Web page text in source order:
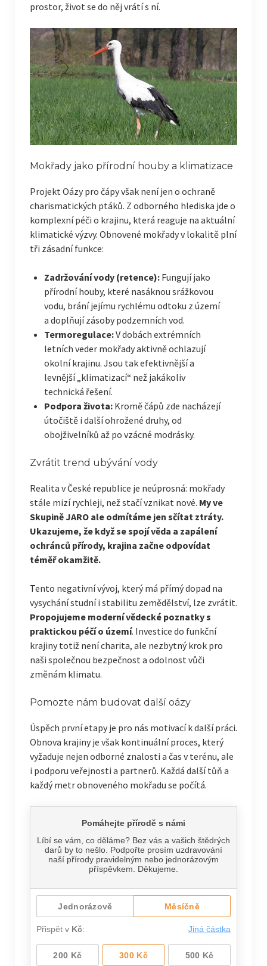
prostor, život se do něj vrátí s ní.
Mokřady jako přírodní houby a klimatizace
Projekt Oázy pro čápy však není jen o ochraně
charismatických ptáků. Z odborného hlediska jde o
komplexní péči o krajinu, která reaguje na aktuální
klimatické výzvy. Obnovené mokřady v lokalitě plní
tři zásadní funkce:
Zadržování vody (retence):Fungují jako
přírodní houby, které nasáknou srážkovou
vodu, brání jejímu rychlému odtoku z území
a doplňují zásoby podzemních vod.
Termoregulace:V dobách extrémních
letních veder mokřady aktivně ochlazují
okolní krajinu. Jsou tak efektivnější a
levnější „klimatizací“ než jakákoliv
technická řešení.
Podpora života:Kromě čápů zde nacházejí
útočiště i další ohrožené druhy, od
obojživelníků až po vzácné modrásky.
Zvrátit trend ubývání vody
Realita v České republice je neúprosná: mokřady
stále mizí rychleji, než stačí vznikat nové. My ve
Skupině JARO ale odmítáme jen sčítat ztráty.
Ukazujeme, že když se spojí věda a zapálení
ochránců přírody, krajina začne odpovídat
téměř okamžitě.
Tento negativní vývoj, který má přímý dopad na
vysychání studní i stabilitu zemědělství, lze zvrátit.
Propojujeme moderní vědecké poznatky s
praktickou péčí o území. Investice do funkční
krajiny totiž není charita, ale nezbytný krok pro
naši společnou bezpečnost a odolnost vůči
změnám klimatu.
Pomozte nám budovat další oázy
Úspěch první etapy je pro nás motivací k další práci.
Obnova krajiny je však kontinuální proces, který
vyžaduje nejen odborné znalosti a čas v terénu, ale
i podporu veřejnosti a partnerů. Každá další tůň a
každý metr obnoveného mokřadu se počítá.